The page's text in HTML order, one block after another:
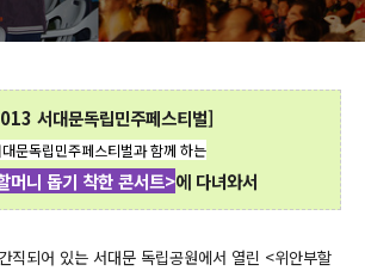
서대문독립민주페스티벌]
문독립민주페스티벌과 함께 하는
머니 돕기 착한 콘서트>에 다녀와서
직되어 있는 서대문 독립공원에서 열린 <위안부할